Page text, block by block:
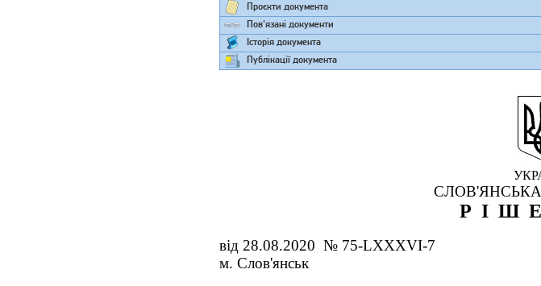
Проєкти документа
Пов'язані документи
Історія документа
Публікації документа
від 28.08.2020 № 75-LXXXVI-7
м. Слов'янськ